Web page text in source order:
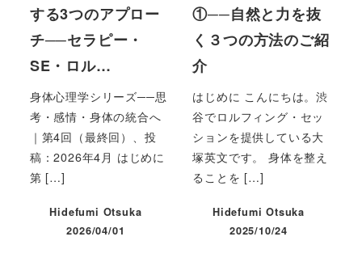
する3つのアプロー
チ──セラピー・
SE・ロル…
身体心理学シリーズ──思
考・感情・身体の統合へ
｜第4回（最終回）、投
稿：2026年4月 はじめに
第 […]
Hidefumi Otsuka
投稿日
2026/04/01
①──自然と力を抜
く３つの方法のご紹
介
はじめに こんにちは。渋
谷でロルフィング・セッ
ションを提供している大
塚英文です。 身体を整え
ることを […]
Hidefumi Otsuka
投稿日
2025/10/24